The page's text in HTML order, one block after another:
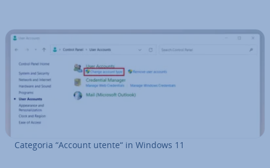
Categoria “Account utente“ in Windows 11